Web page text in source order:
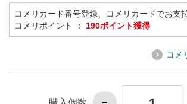
コメリカード番号登録、コメリカードでお支
コメリポイント ： 190ポイント獲得
コメ